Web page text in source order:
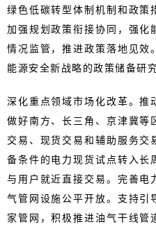
绿色低碳转型体制机制和政策
加强规划政策衔接协同，强化
情况监管，推进政策落地见效
能源安全新战略的政策储备研究
深化重点领域市场化改革。推
做好南方、长三角、京津冀等
交易、现货交易和辅助服务交
备条件的电力现货试点转入长
与用户就近直接交易。完善电
气管网设施公平开放。支持引
家管网，积极推进油气干线管